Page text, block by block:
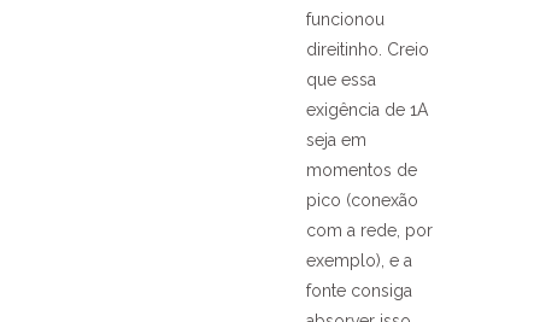
funcionou
direitinho. Creio
que essa
exigência de 1A
seja em
momentos de
pico (conexão
com a rede, por
exemplo), e a
fonte consiga